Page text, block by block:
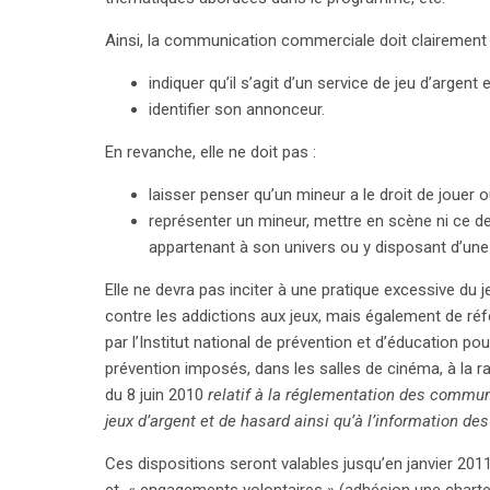
Ainsi, la communication commerciale doit
indiquer qu’il s’agit d’un service de jeu d’argent
identifier son annonceur.
En revanche, elle ne doit pas :
laisser penser qu’un mineur a le droit de jouer
représenter un mineur, mettre en scène ni ce
appartenant à son univers ou y disposant
Elle ne devra pas inciter à une pratique excessive du
contre les addictions aux jeux, mais également de
par l’Institut national de prévention et d’éducation
prévention imposés, dans les salles de cinéma, à la
du 8 juin 2010 relatif à la réglementation des
jeux d’argent et de hasard ainsi qu’à l’information
Ces dispositions seront valables jusqu’en janvier
search